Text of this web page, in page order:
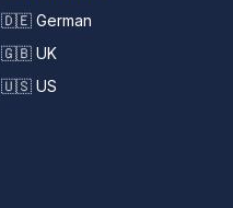
🇩🇪 German
🇬🇧 UK
🇺🇸 US